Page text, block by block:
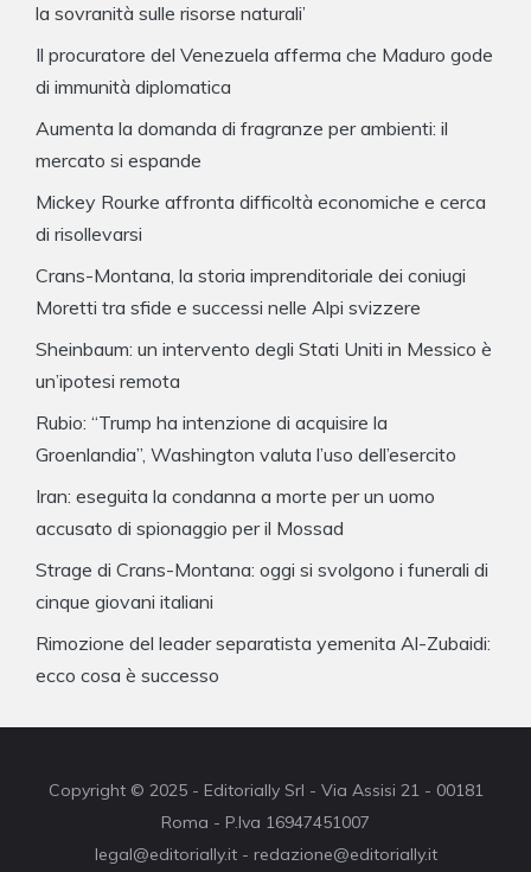
la sovranità sulle risorse naturali’
Il procuratore del Venezuela afferma che Maduro gode
di immunità diplomatica
Aumenta la domanda di fragranze per ambienti: il
mercato si espande
Mickey Rourke affronta difficoltà economiche e cerca
di risollevarsi
Crans-Montana, la storia imprenditoriale dei coniugi
Moretti tra sfide e successi nelle Alpi svizzere
Sheinbaum: un intervento degli Stati Uniti in Messico è
un’ipotesi remota
Rubio: “Trump ha intenzione di acquisire la
Groenlandia”, Washington valuta l’uso dell’esercito
Iran: eseguita la condanna a morte per un uomo
accusato di spionaggio per il Mossad
Strage di Crans-Montana: oggi si svolgono i funerali di
cinque giovani italiani
Rimozione del leader separatista yemenita Al-Zubaidi:
ecco cosa è successo
Copyright © 2025 - Editorially Srl - Via Assisi 21 - 00181
Roma - P.Iva 16947451007
legal@editorially.it - redazione@editorially.it